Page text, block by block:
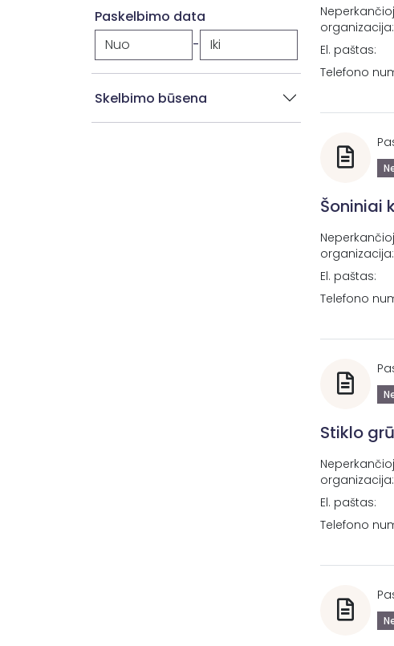
Paskelbimo data
-
Skelbimo būsena
organizacija:
El. paštas:
Telefono
Šoniniai
organizacija:
El. paštas:
Telefono
Stiklo
organizacija:
El. paštas:
Telefono